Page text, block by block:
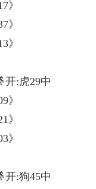
》
》
》
开:虎29中
》
》
》
开:狗45中